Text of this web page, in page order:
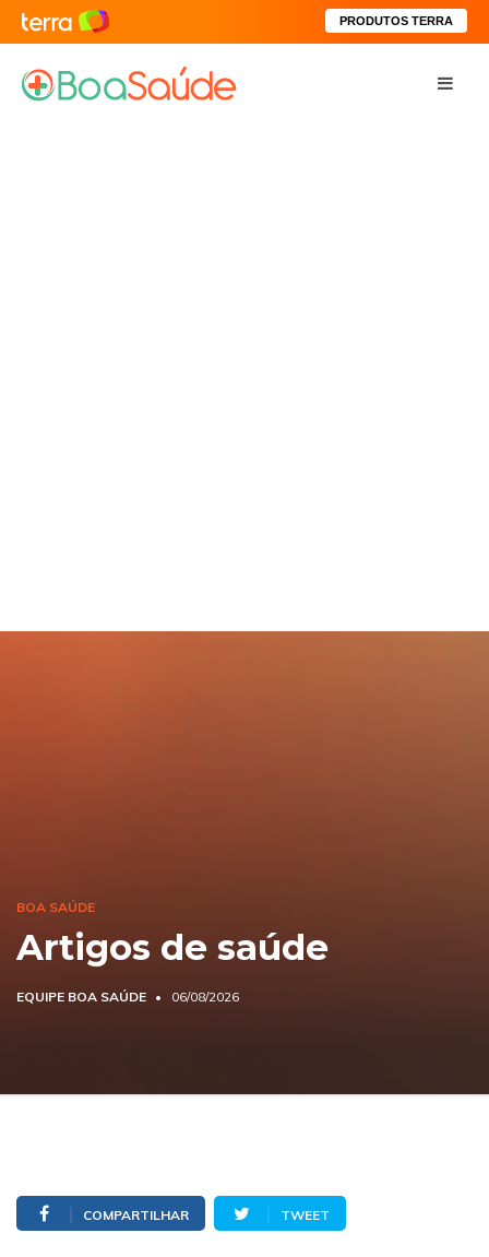
PRODUTOS TERRA
BOA SAÚDE
Artigos de saúde
EQUIPE BOA SAÚDE 06/08/2026
COMPARTILHAR TWEET